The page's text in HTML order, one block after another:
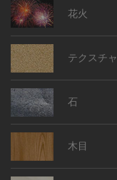
花火
テクスチャ
石
木目